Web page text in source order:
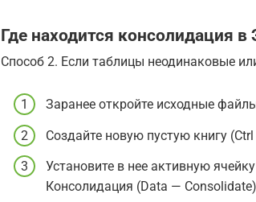
Где находится консолидация в
Способ 2. Если таблицы неодинаковые
Заранее откройте исходные
Создайте новую пустую книгу (Ctrl
Установите в нее активную
Консолидация (Data —